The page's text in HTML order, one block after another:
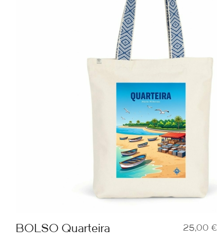
BOLSO Quarteira 25,00 €